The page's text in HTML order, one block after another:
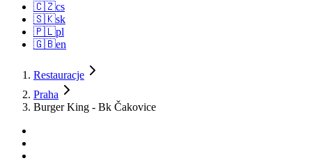
🇨🇿cs
🇸🇰sk
🇵🇱pl
🇬🇧en
Restauracje
Praha
Burger King - Bk Čakovice